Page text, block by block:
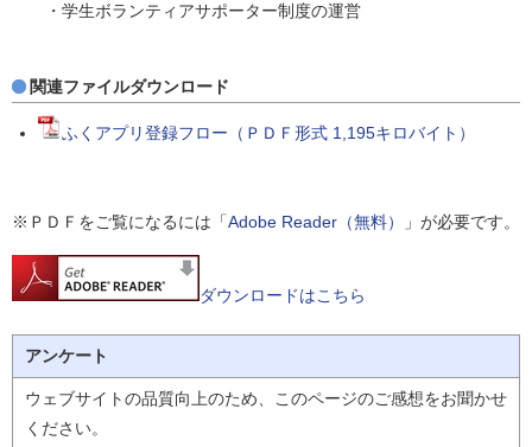
・学生ボランティアサポーター制度の運営
関連ファイルダウンロード
ふくアプリ登録フロー（ＰＤＦ形式 1,195キロバイト）
※ＰＤＦをご覧になるには「Adobe Reader（無料） 」が必要です。
ダウンロードはこちら
アンケート
ウェブサイトの品質向上のため、このページのご感想をお聞かせ
ください。